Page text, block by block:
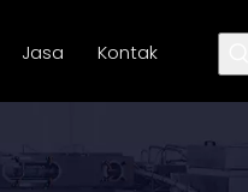
Jasa Kontak